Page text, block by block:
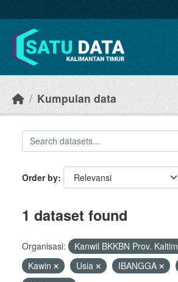
Kumpulan data
Order by
1 dataset found
Organisasi: Kanwil BKKBN Prov. Kaltim
Kawin
Usia IBANGGA